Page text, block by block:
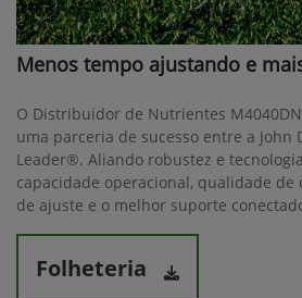
Menos tempo ajustando e
O Distribuidor de Nutrientes
uma parceria de sucesso entre a John
Leader®. Aliando robustez e
capacidade operacional, qualidade
de ajuste e o melhor suporte
Folheteria